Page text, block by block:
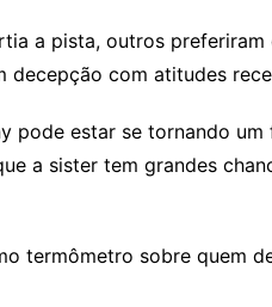
a pista, outros
decepção com atitudes
pode estar se tornando
a sister tem grandes
termômetro sobre quem